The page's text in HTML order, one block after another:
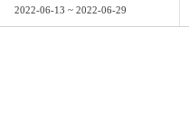
2022-06-13 ~ 2022-06-29